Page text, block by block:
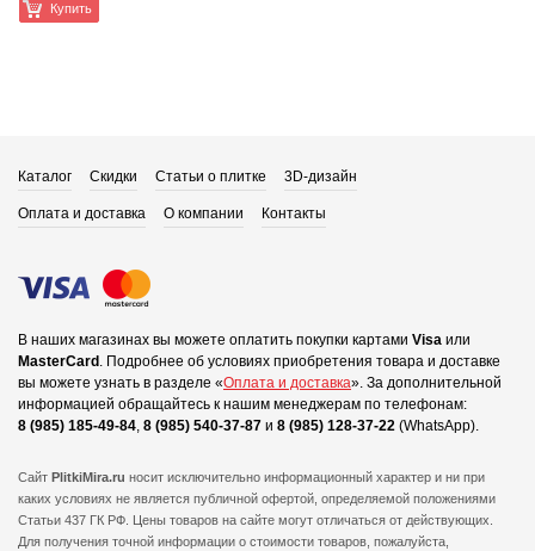
Купить
Каталог Скидки Статьи о плитке 3D-дизайн
Оплата и доставка О компании Контакты
В наших магазинах вы можете оплатить покупки картами Visa или
MasterCard . Подробнее об условиях приобретения товара и доставке
вы можете узнать в разделе «Оплата и доставка». За дополнительной
информацией обращайтесь к нашим менеджерам по телефонам:
8 (985) 185-49-84, 8 (985) 540-37-87 и 8 (985) 128-37-22 (WhatsApp).
Сайт PlitkiMira.ru носит исключительно информационный характер и ни при
каких условиях не является публичной офертой, определяемой положениями
Статьи 437 ГК РФ. Цены товаров на сайте могут отличаться от действующих.
Для получения точной информации о стоимости товаров, пожалуйста,